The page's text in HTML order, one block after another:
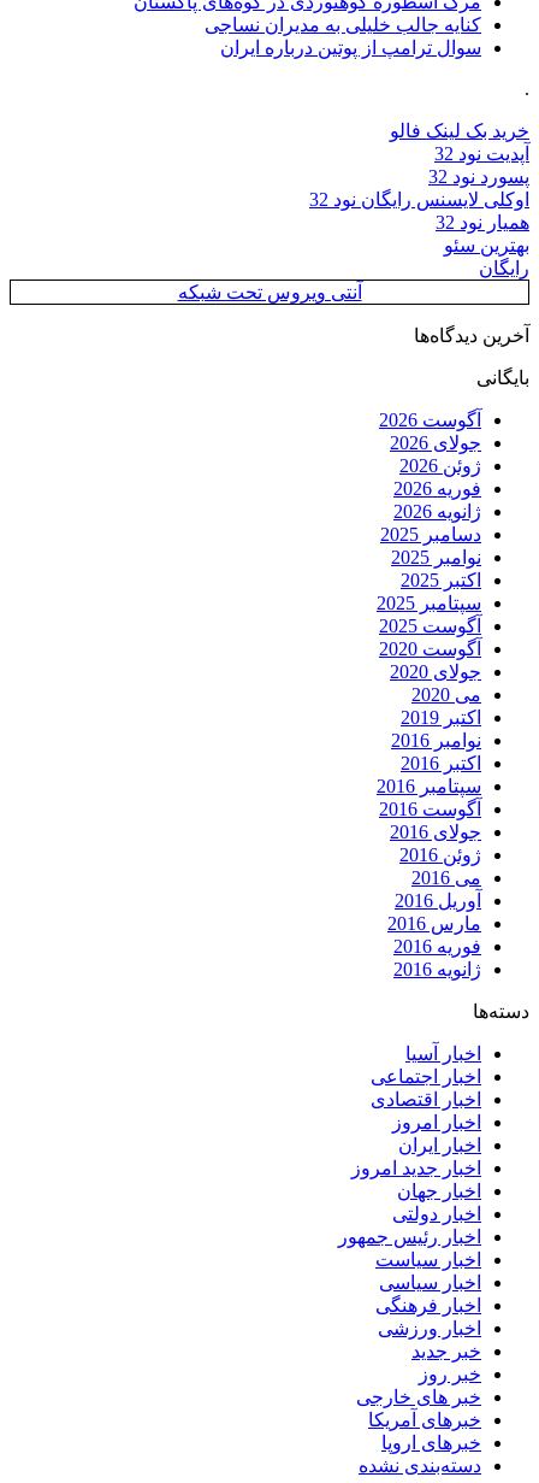
کنایه جالب خلیلی به مدیران نساجی
سوال ترامپ از پوتین درباره ایران
.
خرید بک لینک فالو
آپدیت نود 32
پسورد نود 32
اوکلی لایسنس رایگان نود 32
همیار نود 32
بهترین سئو
رایگان
آنتی ویروس تحت شبکه
آخرین دیدگاه‌ها
بایگانی
آگوست 2026
جولای 2026
ژوئن 2026
فوریه 2026
ژانویه 2026
دسامبر 2025
نوامبر 2025
اکتبر 2025
سپتامبر 2025
آگوست 2025
آگوست 2020
جولای 2020
می 2020
اکتبر 2019
نوامبر 2016
اکتبر 2016
سپتامبر 2016
آگوست 2016
جولای 2016
ژوئن 2016
می 2016
آوریل 2016
مارس 2016
فوریه 2016
ژانویه 2016
دسته‌ها
اخبار آسیا
اخبار اجتماعی
اخبار اقتصادی
اخبار امروز
اخبار ایران
اخبار جدید امروز
اخبار جهان
اخبار دولتی
اخبار رئیس جمهور
اخبار سیاست
اخبار سیاسی
اخبار فرهنگی
اخبار ورزشی
خبر جدید
خبر روز
خبر های خارجی
خبرهای آمریکا
خبرهای اروپا
دسته‌بندی نشده